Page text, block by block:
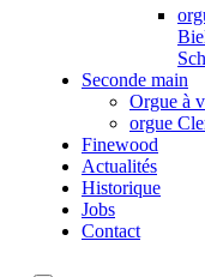
Seconde main
Orgue à
orgue
Finewood
Actualités
Historique
Jobs
Contact